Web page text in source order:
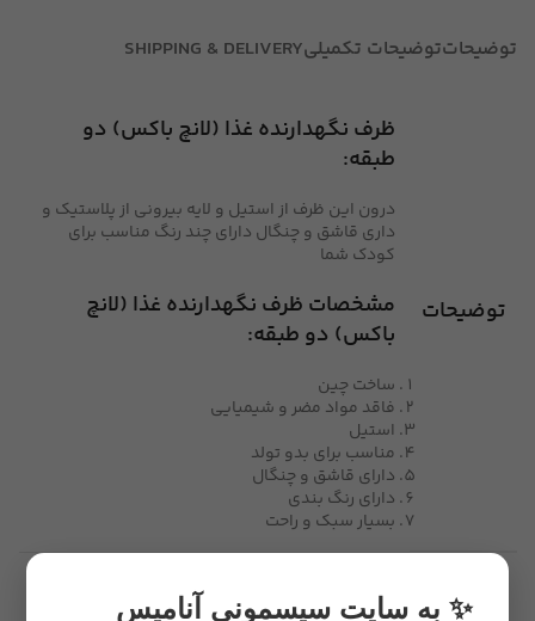
توضیحاتتوضیحات تکمیلیSHIPPING & DELIVERY
توضیحات
ظرف نگهدارنده غذا (لانچ باکس) دو
طبقه:
درون این ظرف از استیل و لایه بیرونی از پلاستیک و
داری قاشق و چنگال دارای چند رنگ مناسب برای
کودک شما
مشخصات ظرف نگهدارنده غذا (لانچ
باکس) دو طبقه:
ساخت چین
فاقد مواد مضر و شیمیایی
استیل
مناسب برای بدو تولد
دارای قاشق و چنگال
دارای رنگ بندی
بسیار سبک و راحت
بسیار سبک و
ساخت چین
✨ به سایت سیسمونی آنامیس